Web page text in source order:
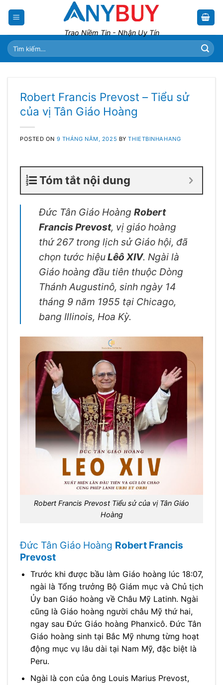
Trao Niềm Tin - Nhận Uy Tín
Tìm
kiếm:
Robert Francis Prevost – Tiểu sử
của vị Tân Giáo Hoàng
POSTED ON 9 THÁNG NĂM, 2025 BYTHIETBINHAHANG
Tóm tắt nội dung
Đức Tân Giáo Hoàng Robert
Francis Prevost, vị giáo hoàng
thứ 267 trong lịch sử Giáo hội, đã
chọn tước hiệuLêô XIV. Ngài là
Giáo hoàng đầu tiên thuộc Dòng
Thánh Augustinô, sinh ngày 14
tháng 9 năm 1955 tại Chicago,
bang Illinois, Hoa Kỳ.
Robert Francis Prevost Tiểu sử của vị Tân Giáo
Hoàng
Đức Tân Giáo Hoàng Robert Francis
Prevost
Trước khi được bầu làm Giáo hoàng lúc 18:07,
ngài là Tổng trưởng Bộ Giám mục và Chủ tịch
Ủy ban Giáo hoàng về Châu Mỹ Latinh. Ngài
cũng là Giáo hoàng người châu Mỹ thứ hai,
ngay sau Đức Giáo hoàng Phanxicô. Đức Tân
Giáo hoàng sinh tại Bắc Mỹ nhưng từng hoạt
động mục vụ lâu dài tại Nam Mỹ, đặc biệt là
Peru.
Ngài là con của ông Louis Marius Prevost,